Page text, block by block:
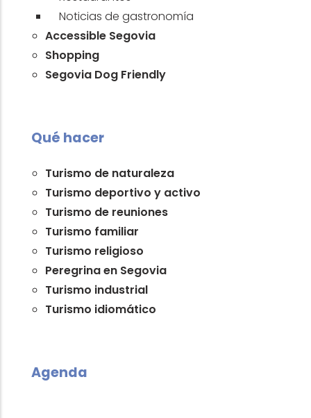
Noticias de gastronomía
Accessible Segovia
Shopping
Segovia Dog Friendly
Qué hacer
Turismo de naturaleza
Turismo deportivo y activo
Turismo de reuniones
Turismo familiar
Turismo religioso
Peregrina en Segovia
Turismo industrial
Turismo idiomático
Agenda